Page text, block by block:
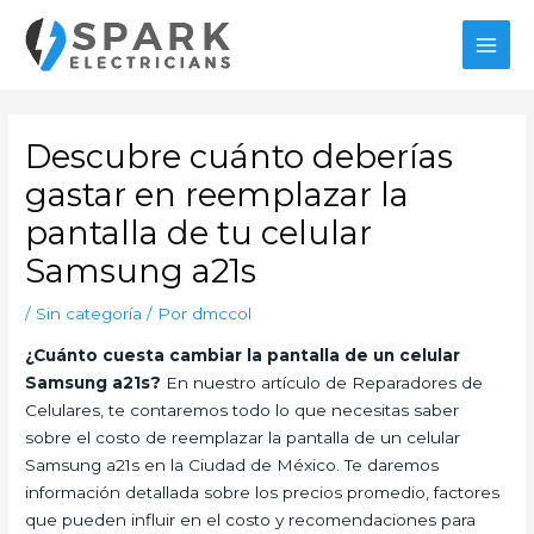
contenido
Descubre cuánto deberías
gastar en reemplazar la
pantalla de tu celular
Samsung a21s
/ Sin categoría / Por dmccol
¿Cuánto cuesta cambiar la pantalla de un celular
Samsung a21s? En nuestro artículo de Reparadores de
Celulares, te contaremos todo lo que necesitas saber
sobre el costo de reemplazar la pantalla de un celular
Samsung a21s en la Ciudad de México. Te daremos
información detallada sobre los precios promedio, factores
que pueden influir en el costo y recomendaciones para